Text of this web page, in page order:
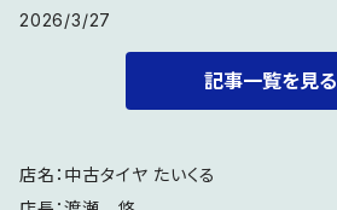
2026/3/27
記事一覧を見る
店名：中古タイヤ たいくる